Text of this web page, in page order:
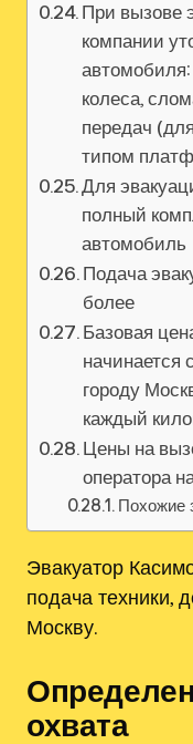
При вызове
компании
колеса,
передач
типом
Для
полный
автомобиль
Подача
более
Базовая
городу
каждый
Цены на
оператора
Похожие
Эвакуатор
подача техники,
Москву.
охвата